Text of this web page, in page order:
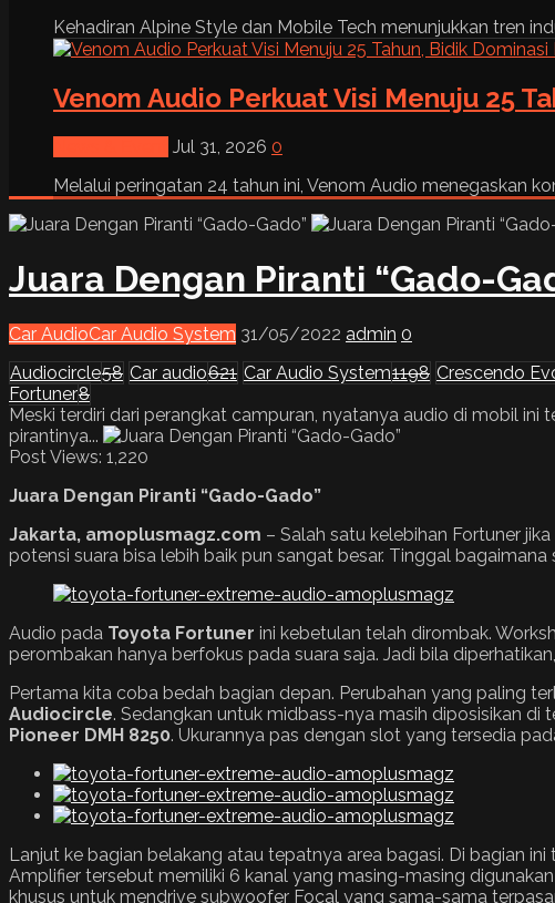
Kehadiran Alpine Style dan Mobile Tech menunjukkan tren
Venom Audio Perkuat Visi Menuju 25
Jul 31, 2026 0
Melalui peringatan 24 tahun ini, Venom Audio menegaskan
Juara Dengan Piranti “Gado-
Car AudioCar Audio System 31/05/2022 admin 0
Audiocircle58 Car audio621 Car Audio System1198 Crescendo
Fortuner8
Meski terdiri dari perangkat campuran, nyatanya audio di mobil
pirantinya...
Post Views: 1,220
Juara Dengan Piranti “Gado-Gado”
Jakarta, amoplusmagz.com – Salah satu kelebihan Fortuner
potensi suara bisa lebih baik pun sangat besar. Tinggal
Audio pada Toyota Fortuner ini kebetulan telah dirombak.
perombakan hanya berfokus pada suara saja. Jadi bila
Pertama kita coba bedah bagian depan. Perubahan yang paling
Audiocircle. Sedangkan untuk midbass-nya masih diposisikan
Pioneer DMH 8250. Ukurannya pas dengan slot yang tersedia
Lanjut ke bagian belakang atau tepatnya area bagasi. Di bagian
Amplifier tersebut memiliki 6 kanal yang masing-masing
khusus untuk mendrive subwoofer Focal yang sama-sama